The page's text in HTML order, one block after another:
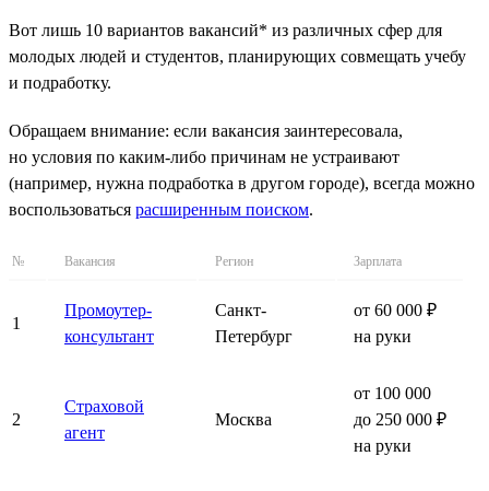
Вот лишь 10 вариантов вакансий* из различных сфер для
молодых людей и студентов, планирующих совмещать учебу
и подработку.
Обращаем внимание: если вакансия заинтересовала,
но условия по каким-либо причинам не устраивают
(например, нужна подработка в другом городе), всегда можно
воспользоваться расширенным поиском.
№ Вакансия Регион Зарплата
1
Промоутер-
консультант
Санкт-
Петербург
от 60 000 ₽
на руки
2
Страховой
агент
Москва
от 100 000
до 250 000 ₽
на руки